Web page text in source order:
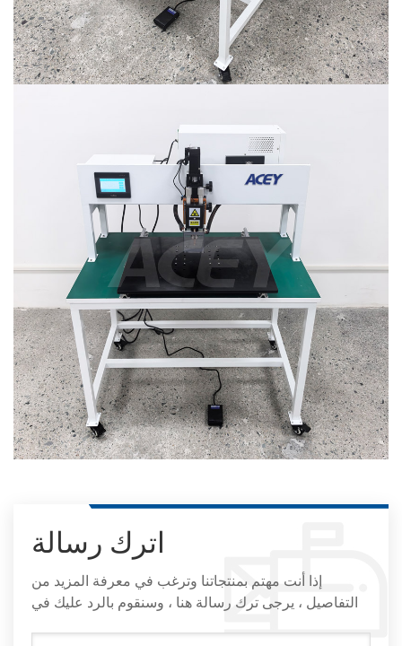
اترك رسالة
إذا أنت مهتم بمنتجاتنا وترغب في معرفة المزيد من
التفاصيل ، يرجى ترك رسالة هنا ، وسنقوم بالرد عليك في